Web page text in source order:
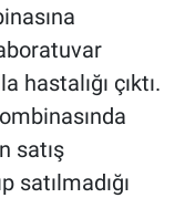
hastalığı çıktı.
satış
satılmadığı